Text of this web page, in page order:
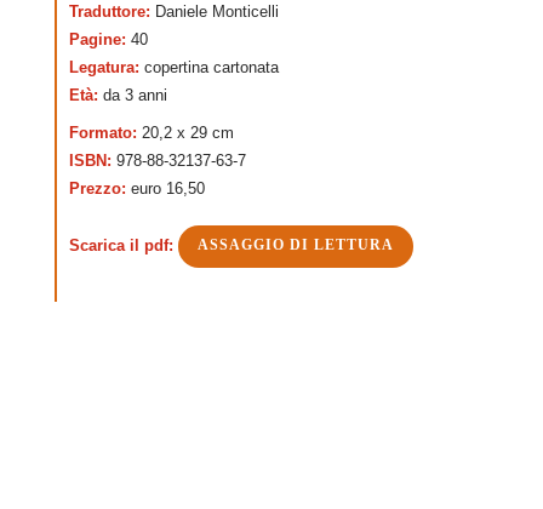
Traduttore: Daniele Monticelli
Pagine: 40
Legatura: copertina cartonata
Età: da 3 anni
Formato: 20,2 x 29 cm
ISBN: 978-88-32137-63-7
Prezzo: euro 16,50
Scarica il pdf: ASSAGGIO DI LETTURA